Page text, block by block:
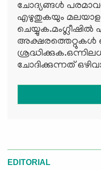
ചോദ്യങ്ങള്‍
എഴുതുകയും
അക്ഷരത്തെറ്റുകള്‍
ചോദിക്കുന്നത്
EDITORIAL